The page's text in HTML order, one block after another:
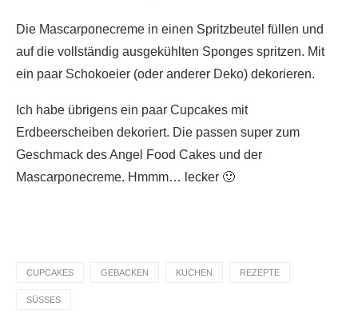
Die Mascarponecreme in einen Spritzbeutel füllen und
auf die vollständig ausgekühlten Sponges spritzen. Mit
ein paar Schokoeier (oder anderer Deko) dekorieren.
Ich habe übrigens ein paar Cupcakes mit
Erdbeerscheiben dekoriert. Die passen super zum
Geschmack des Angel Food Cakes und der
Mascarponecreme. Hmmm… lecker 🙂
CUPCAKES GEBACKEN KUCHEN REZEPTE
SÜSSES